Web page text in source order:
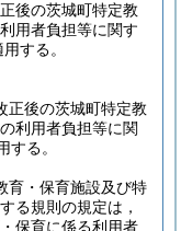
後の茨城町特定教
用者負担等に関す
する。
正後の茨城町特定教
利用者負担等に関
る。
育・保育施設及び特
る規則の規定は，
保育に係る利用者